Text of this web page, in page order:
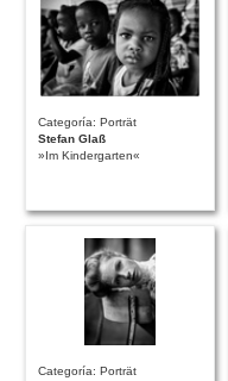
Categoría: Porträt
Stefan Glaß
»Im Kindergarten«
Categoría: Porträt